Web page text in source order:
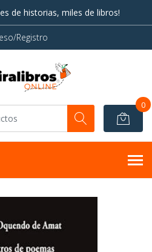
de historias, miles de libros!
Registro
0